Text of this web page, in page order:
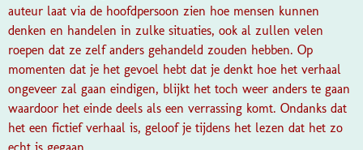
auteur laat via de hoofdpersoon zien hoe mensen kunnen
denken en handelen in zulke situaties, ook al zullen velen
roepen dat ze zelf anders gehandeld zouden hebben. Op
momenten dat je het gevoel hebt dat je denkt hoe het verhaal
ongeveer zal gaan eindigen, blijkt het toch weer anders te gaan
waardoor het einde deels als een verrassing komt. Ondanks dat
het een fictief verhaal is, geloof je tijdens het lezen dat het zo